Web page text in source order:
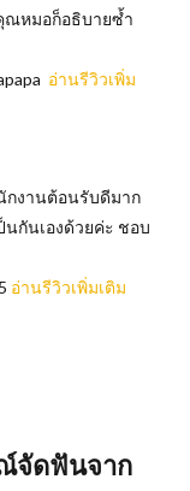
ณหมอก็อธิบายซ้ำ
อ่านรีวิวเพิ่ม
กงานต้อนรับดีมาก
กันเองด้วยค่ะ ชอบ
อ่านรีวิวเพิ่มเติม
จัดฟันจาก